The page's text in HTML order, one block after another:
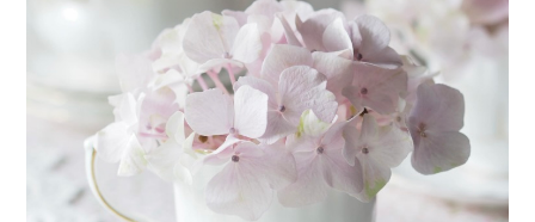
フェイシャルエステ
BBLバストケア
脱毛
新成人キャンペーン